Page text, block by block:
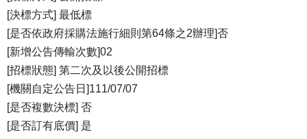
[決標方式] 最低標
[是否依政府採購法施行細則第64條之2辦理]否
[新增公告傳輸次數]02
[招標狀態] 第二次及以後公開招標
[機關自定公告日]111/07/07
[是否複數決標] 否
[是否訂有底價] 是